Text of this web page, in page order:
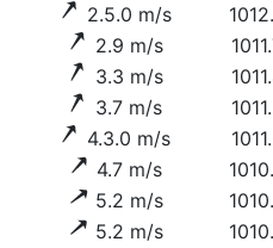
2.5.0 m/s
2.9 m/s
3.3 m/s
3.7 m/s
4.3.0 m/s
4.7 m/s
5.2 m/s
5.2 m/s